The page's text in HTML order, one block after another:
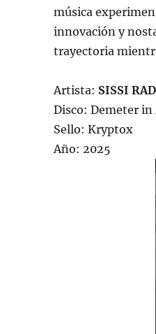
música
innovación y
trayectoria
Artista: SISSI
Disco: Demeter in
Sello: Kryptox
Año: 2025